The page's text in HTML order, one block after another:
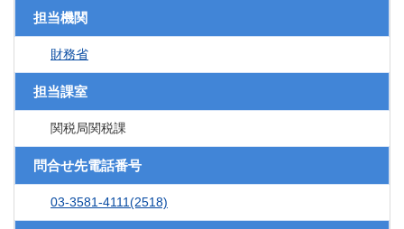
担当機関
財務省
担当課室
関税局関税課
問合せ先電話番号
03-3581-4111(2518)